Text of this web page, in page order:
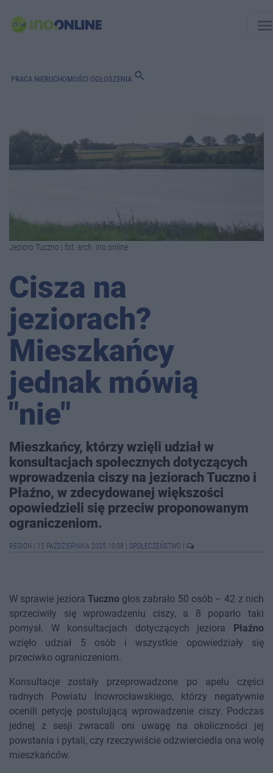
PRACA NIERUCHOMOŚCI OGŁOSZENIA search
Jezioro Tuczno | fot. arch. Ino.online
Cisza na
jeziorach?
Mieszkańcy
jednak mówią
"nie"
Mieszkańcy, którzy wzięli udział w
konsultacjach społecznych dotyczących
wprowadzenia ciszy na jeziorach Tuczno i
Płaźno, w zdecydowanej większości
opowiedzieli się przeciw proponowanym
ograniczeniom.
REGION 15 PAŹDZIERNIKA 2025 10:08 SPOŁECZEŃSTWO
W sprawie jeziora Tucznogłos zabrało 50 osób – 42 z nich
sprzeciwiły się wprowadzeniu ciszy, a 8 poparło taki
pomysł. W konsultacjach dotyczących jeziora
Płaźno
wzięło udział 5 osób i wszystkie opowiedziały się
przeciwko ograniczeniom.
Konsultacje zostały przeprowadzone po apelu części
radnych Powiatu Inowrocławskiego, którzy negatywnie
ocenili petycję postulującą wprowadzenie ciszy. Podczas
jednej z sesji zwracali oni uwagę na okoliczności jej
powstania i pytali, czy rzeczywiście odzwierciedla ona wolę
mieszkańców.